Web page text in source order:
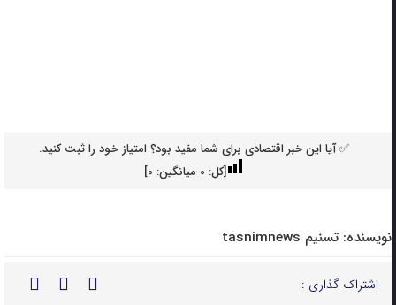
✅ آیا این خبر اقتصادی برای شما مفید بود؟ امتیاز خود را ثبت کنید.
[کل: 0میانگین: 0
]
نویسنده: تسنیم tasnimnews
اشتراک گذاری :